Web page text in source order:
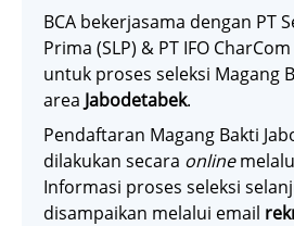
BCA bekerjasama dengan PT
Prima (SLP) & PT IFO
untuk proses seleksi Magang
area Jabodetabek.
Pendaftaran Magang Bakti
dilakukan secara online
Informasi proses seleksi
disampaikan melalui email